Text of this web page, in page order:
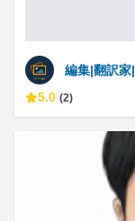
編集|翻訳家|
5.0 (2)